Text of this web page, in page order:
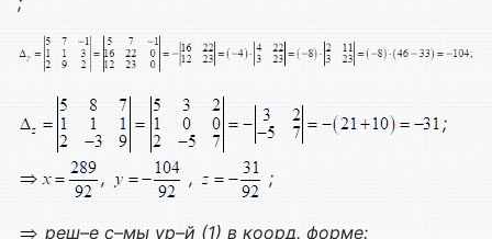
;
, , ;
реш–е с–мы ур–й (1) в коорд. форме: